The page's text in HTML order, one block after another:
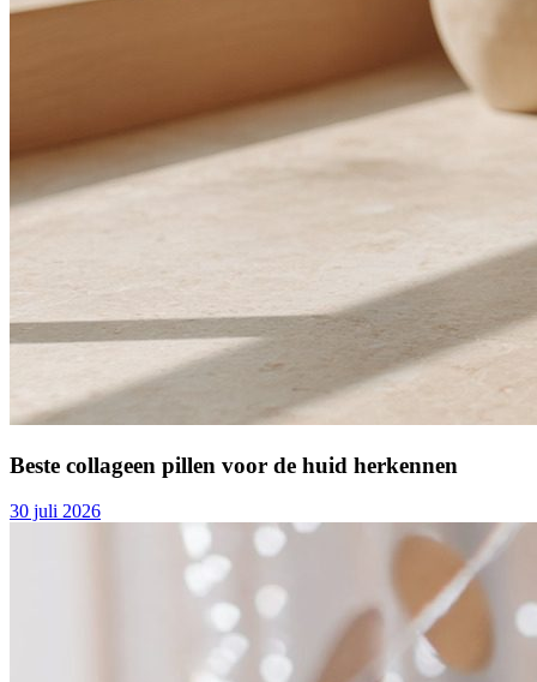
Beste collageen pillen voor de huid herkennen
30 juli 2026